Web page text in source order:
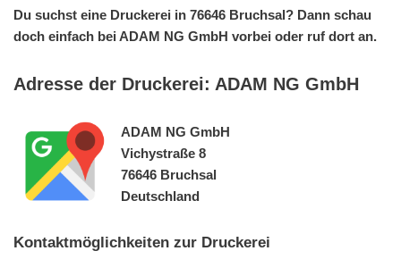
Du suchst eine Druckerei in 76646 Bruchsal? Dann schau
doch einfach bei ADAM NG GmbH vorbei oder ruf dort an.
Adresse der Druckerei: ADAM NG GmbH
ADAM NG GmbH
Vichystraße 8
76646 Bruchsal
Deutschland
Kontaktmöglichkeiten zur Druckerei